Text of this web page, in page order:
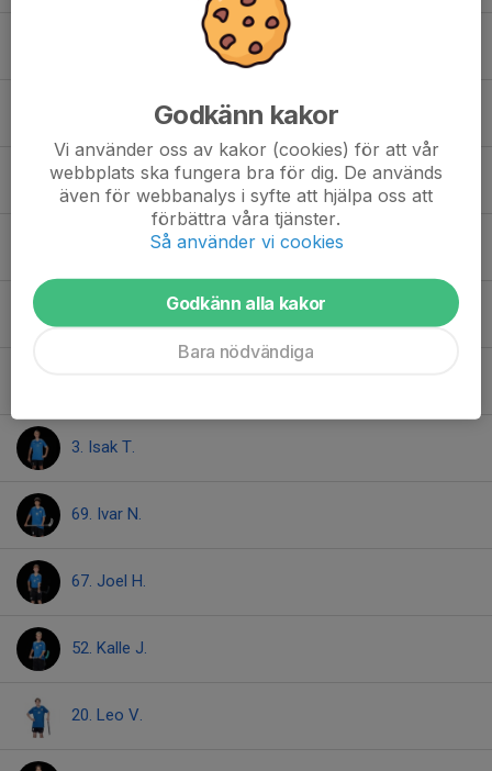
60. Eivind W.
8. Folke R.
71. Hampus K.
3. Isak T.
69. Ivar N.
67. Joel H.
52. Kalle J.
20. Leo V.
Godkänn kakor
Vi använder oss av kakor (cookies) för att vår
webbplats ska fungera bra för dig. De används
även för webbanalys i syfte att hjälpa oss att
förbättra våra tjänster.
Så använder vi cookies
Godkänn alla kakor
Bara nödvändiga